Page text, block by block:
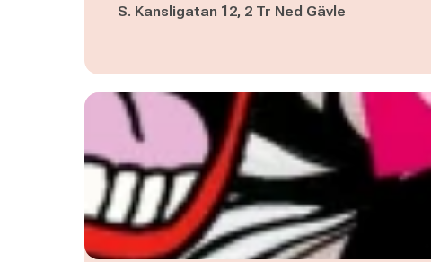
S. Kansligatan 12, 2 Tr Ned Gävle